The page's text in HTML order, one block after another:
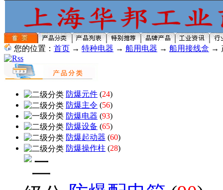
您的位置： 首页 → 特种电器 → 船用电器 → 船用接线盒 →
防爆元件 (24)
防爆主令 (56)
防爆电器 (93)
防爆设备 (65)
防爆起动器 (60)
防爆操作柱 (28)